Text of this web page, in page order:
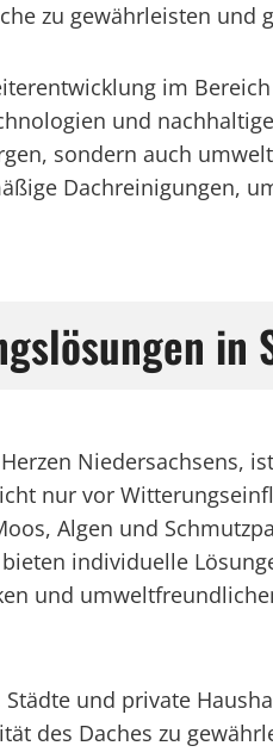
zu gewährleisten und
im
und
sondern auch
Dachreinigungen,
in
Niedersachsens,
nur vor
Algen und
individuelle
und
und private
des Daches zu